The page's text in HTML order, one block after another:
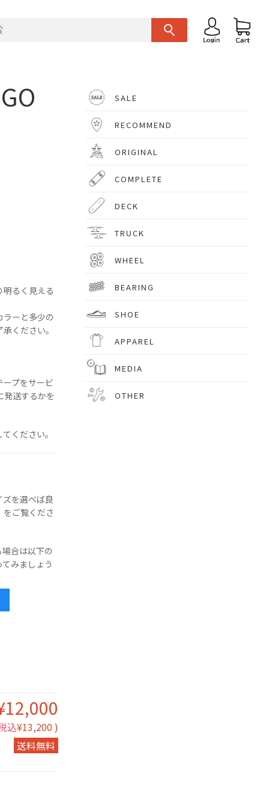
るく見える
ーと多少の
ください。
プをサービ
発送するかを
ください。
を選べば良
をご覧くださ
合は以下の
みましょう
込¥13,200 )
送料無料
SALE
RECOMMEND
ORIGINAL
COMPLETE
DECK
TRUCK
WHEEL
BEARING
SHOE
APPAREL
MEDIA
OTHER